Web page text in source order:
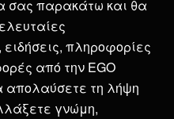
σας παρακάτω και θα
πληροφορίες
από την EGO
απολαύσετε τη λήψη
γνώμη,